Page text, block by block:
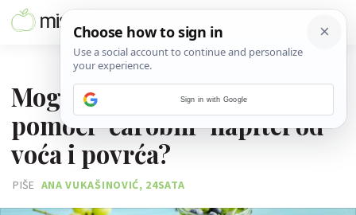
Mogu li zaista u mršavljenju
pomoći "čarobni" napitci od
voća i povrća?
PIŠE ANA VUKAŠINOVIĆ, 24SATA
Sign in with Google